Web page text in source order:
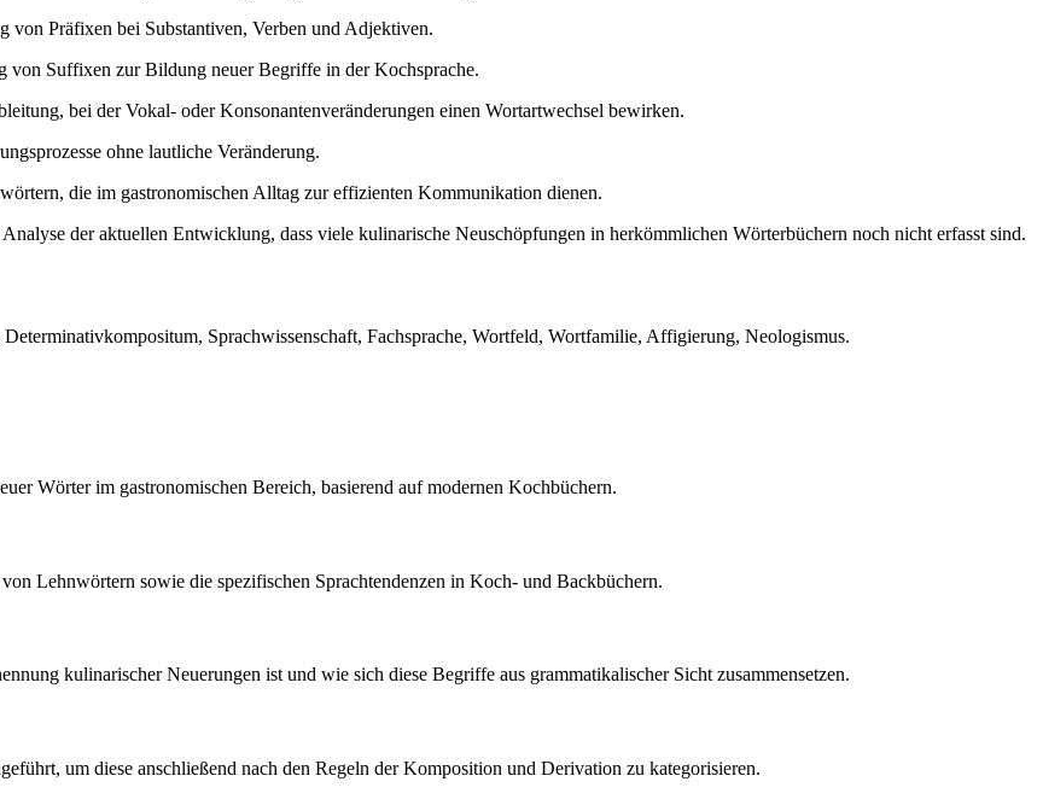
von Präfixen bei Substantiven, Verben und Adjektiven.
von Suffixen zur Bildung neuer Begriffe in der Kochsprache.
bei der Vokal- oder Konsonantenveränderungen einen Wortartwechsel bewirken.
ohne lautliche Veränderung.
die im gastronomischen Alltag zur effizienten Kommunikation dienen.
Analyse der aktuellen Entwicklung, dass viele kulinarische Neuschöpfungen in herkömmlichen Wörterbüchern noch nicht erfasst sind.
Sprachwissenschaft, Fachsprache, Wortfeld, Wortfamilie, Affigierung, Neologismus.
Wörter im gastronomischen Bereich, basierend auf modernen Kochbüchern.
Lehnwörtern sowie die spezifischen Sprachtendenzen in Koch- und Backbüchern.
kulinarischer Neuerungen ist und wie sich diese Begriffe aus grammatikalischer Sicht zusammensetzen.
um diese anschließend nach den Regeln der Komposition und Derivation zu kategorisieren.